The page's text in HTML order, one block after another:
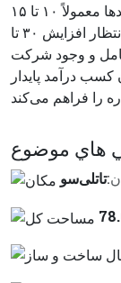
سرمایه‌گذاری دارد: در مراحل اولیه، قیمت واحدها معمولاً ۱۰ تا ۱۵
درصد پایین‌تر است و تا زمان تکمیل ساخت، انتظار افزایش ۳۰ تا
و وجود شرکت
درآمد پایدار
هاي موضوع
تاتلی‌سو